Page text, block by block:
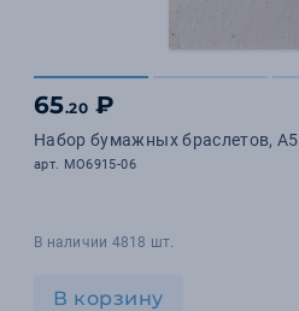
65.20 ₽
Набор бумажных браслетов, A5
арт. MO6915-06
В наличии 4818 шт.
В корзину